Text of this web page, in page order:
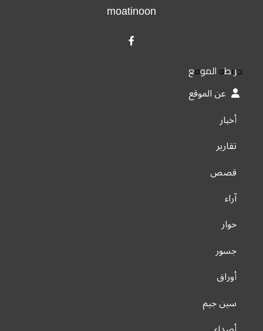
moatinoon
خريطة الموقع
عن الموقع
أخبار
تقارير
قصص
آراء
حوار
جسور
أوراق
سين جيم